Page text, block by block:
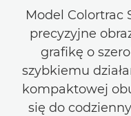
Model Colortrac
precyzyjne
grafikę o
szybkiemu
kompaktowej
się do